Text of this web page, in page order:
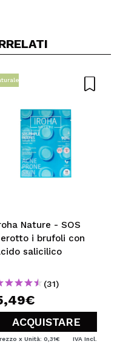
una foto
Nature - SOS
i brufoli con
salicilico
(31)
ACQUISTARE
x Unità: 0,31€ IVA Incl.